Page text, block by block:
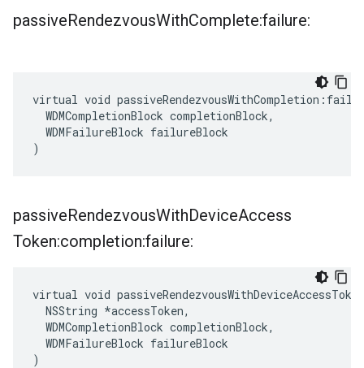
passiveRendezvousWithComplete:failure:
virtual void
  WDMCompletionBlock completionBlock,
  WDMFailureBlock failureBlock
)
passiveRendezvousWithDeviceAccess
Token:completion:failure:
virtual void
  NSString *accessToken,
  WDMCompletionBlock completionBlock,
  WDMFailureBlock failureBlock
)